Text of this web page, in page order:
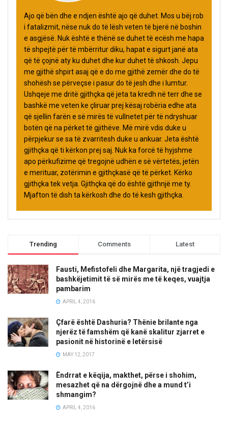
Ajo që bën dhe e ndjen është ajo që duhet. Mos u bëj rob
i fatalizmit, nëse nuk do të lësh veten të bjerë në boshin
e asgjësë. Nuk është e thënë se duhet të ecësh me hapa
të shpejtë për të mbërritur diku, hapat e sigurt janë ata
që të çojnë aty ku duhet dhe kur duhet të shkosh. Jepu
me gjithë shpirt asaj që e do me gjithë zemër dhe do të
shohësh se përveçse i pasur do të jesh dhe i lumtur.
Ushqeje me dritë gjithçka që jeta ta kredh në terr dhe se
bashkë me veten ke çliruar prej kësaj robëria edhe ata
që sjellin farën e së mirës të vullnetet për të ndryshuar
botën që na përket të gjithëve. Më mirë vdis duke u
përpjekur se sa të zvarritesh duke u ankuar. Jeta është
gjithçka që ti kërkon prej saj. Nuk ka forcë të hyjshme
apo përkufizime që tregojnë udhën e së vërtetës, jetën
e merituar, zotërimin e gjithçkasë që të përket. Kërko
gjithçka tek vetja. Gjithçka që do është gjithnjë me ty.
Mjafton të dish ta kërkosh dhe do të kesh gjithçka.
Trending Comments Latest
Fausti, Mefistofeli dhe Margarita, një tragjedi e
bashkëjetimit të së mirës me të keqes, vuajtja
pambarim
APRIL 4, 2016
Çfarë është Dashuria? Thënie brilante nga
njerëz të famshëm që kanë skalitur zjarret e
pasionit në historinë e letërsisë
MAY 12, 2017
Ëndrrat e këqija, makthet, përse i shohim,
mesazhet që na dërgojnë dhe a mund t’i
shmangim?
APRIL 4, 2016